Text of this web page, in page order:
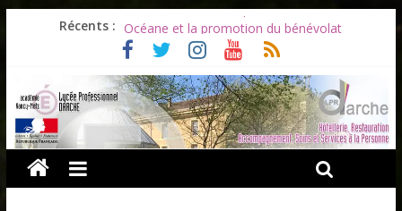
Récents :
Les ULiS en haut du podium
Océane et la promotion du bénévolat
Bonnes vacances à tous !
Infos rentrée septembre 2026
Soirée d’adieux au Lycée Darche